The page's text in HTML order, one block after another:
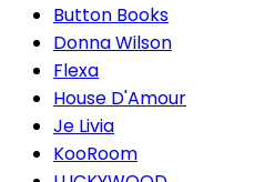
Button Books
Donna Wilson
Flexa
House D'Amour
Je Livia
KooRoom